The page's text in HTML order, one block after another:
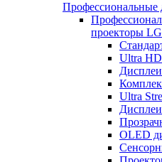
Профессиональные
проекторы LG
Ultra
Ultra
OLED